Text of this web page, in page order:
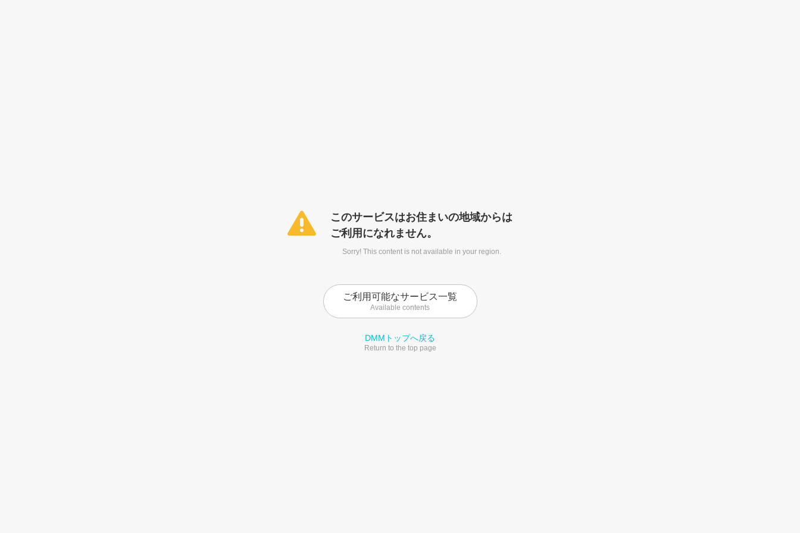
このサービスはお住まいの地域からは
ご利用になれません。
Sorry! This content is not available in your region.
ご利用可能なサービス一覧
Available contents
DMMトップへ戻る
Return to the top page